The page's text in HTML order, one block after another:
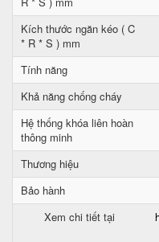
Kích thước ngăn kéo ( C
* R * S ) mm
Tính năng
Khả năng chống cháy
Hệ thống khóa liên hoàn
thông minh
Thương hiệu
Bảo hành
Xem chi tiết tại